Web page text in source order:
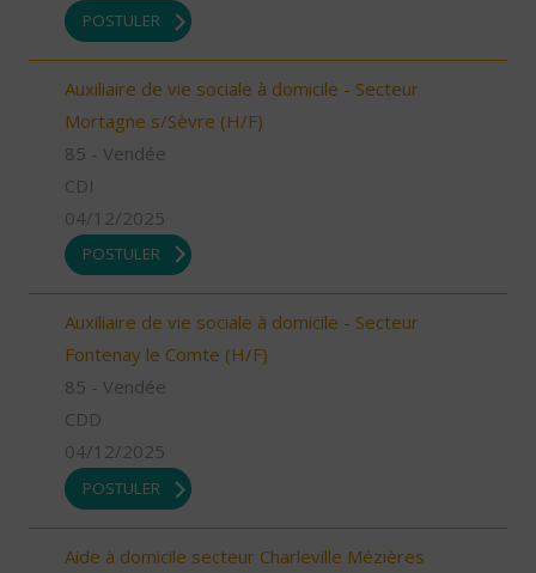
POSTULER
Auxiliaire de vie sociale à domicile - Secteur
Mortagne s/Sèvre (H/F)
85 - Vendée
CDI
04/12/2025
POSTULER
Auxiliaire de vie sociale à domicile - Secteur
Fontenay le Comte (H/F)
85 - Vendée
CDD
04/12/2025
POSTULER
Aide à domicile secteur Charleville Mézières